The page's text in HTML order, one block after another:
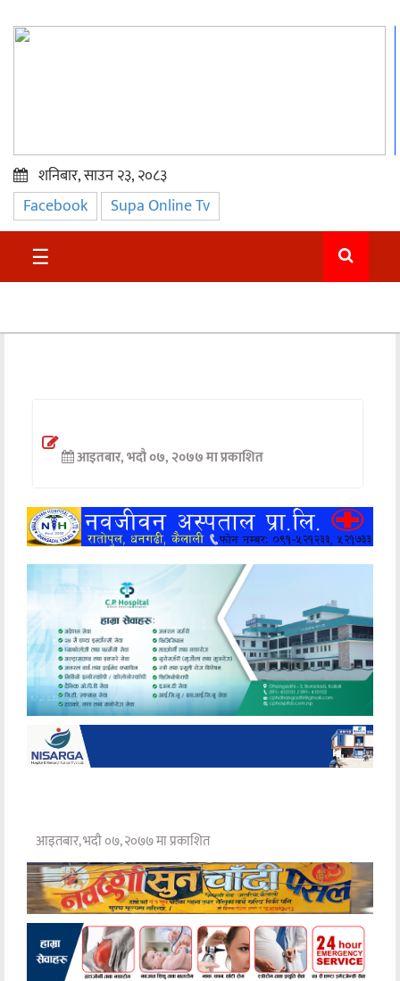
प्रमुख
समाचार
सुदुर
अन्तर्वार्ता
खेलकुद
मनोरञ्जन
अन्य
शनिबार, साउन २३, २०८३
Facebook Supa Online Tv
☰
आइतबार, भदौ ०७, २०७७ मा प्रकाशित
आइतबार, भदौ ०७, २०७७ मा प्रकाशित